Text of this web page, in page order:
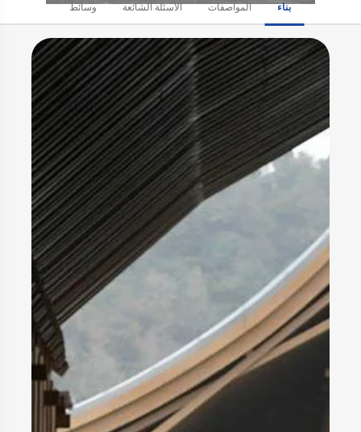
بناء المواصفات الأسئلة الشائعة وسائط